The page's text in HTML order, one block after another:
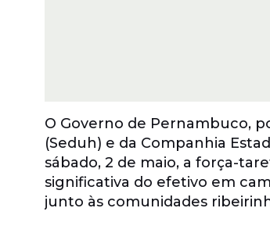
O Governo de Pernambuco,
(Seduh) e da Companhia
sábado, 2 de maio, a força-
significativa do efetivo em
junto às comunidades